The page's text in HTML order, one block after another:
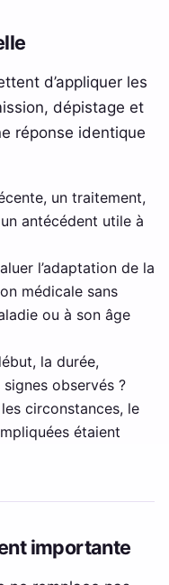
d’appliquer les
dépistage et
réponse identique
un traitement,
antécédent utile à
l’adaptation de la
médicale sans
ou à son âge
la durée,
signes observés ?
circonstances, le
étaient
importante